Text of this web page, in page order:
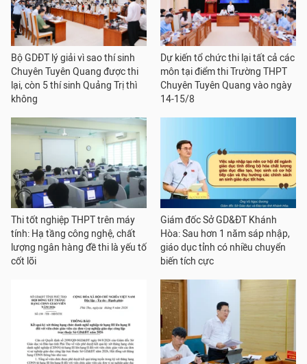
Bộ GDĐT lý giải vì sao thí sinh
Chuyên Tuyên Quang được thi
lại, còn 5 thí sinh Quảng Trị thì
không
Dự kiến tổ chức thi lại tất cả các
môn tại điểm thi Trường THPT
Chuyên Tuyên Quang vào ngày
14-15/8
Thi tốt nghiệp THPT trên máy
tính: Hạ tầng công nghệ, chất
lượng ngân hàng đề thi là yếu tố
cốt lõi
Giám đốc Sở GD&ĐT Khánh
Hòa: Sau hơn 1 năm sáp nhập,
giáo dục tỉnh có nhiều chuyển
biến tích cực